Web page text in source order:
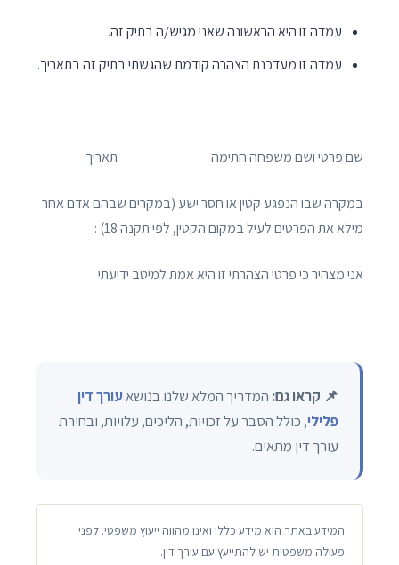
עמדה זו היא הראשונה שאני מגיש/ה בתיק זה.
עמדה זו מעדכנת הצהרה קודמת שהגשתי בתיק זה בתאריך.
שם פרטי ושם משפחה חתימה תאריך
במקרה שבו הנפגע קטין או חסר ישע (במקרים שבהם אדם אחר
מילא את הפרטים לעיל במקום הקטין, לפי תקנה 18) :
אני מצהיר כי פרטי הצהרתי זו היא אמת למיטב ידיעתי
📌 קראו גם: המדריך המלא שלנו בנושאעורך דין
פלילי, כולל הסבר על זכויות, הליכים, עלויות, ובחירת
עורך דין מתאים.
המידע באתר הוא מידע כללי ואינו מהווה ייעוץ משפטי. לפני
פעולה משפטית יש להתייעץ עם עורך דין.